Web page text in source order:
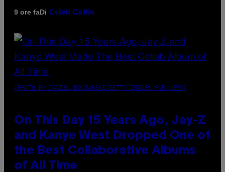
9 ore faDi Caleb Catlin
(PHOTO BY DANIEL BOCZARSKI/GETTY IMAGES FOR VEVO)
On This Day 15 Years Ago, Jay-Z
and Kanye West Dropped One of
the Best Collaborative Albums
of All Time